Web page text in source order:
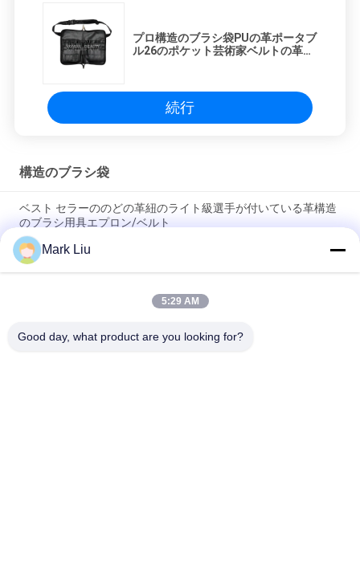
プロ構造のブラシ袋PUの革ポータブ
ル26のポケット芸術家ベルトの革紐
続行
構造のブラシ袋
ベスト セラーののどの革紐のライト級選手が付いている革構造
のブラシ用具エプロン/ベルト
PUの筆箱の袋の波の縞のジッパーの閉鎖旅行化粧品の構造袋の
かわいいペンの文房具のホールダー
専門の構造のブラシ ロール袋の洗面用品のホールダーのペンの
Mark Liu
5:29 AM
Good day, what product are you looking for?